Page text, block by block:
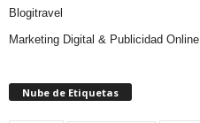
Blogitravel
Marketing Digital & Publicidad Online
Nube de Etiquetas